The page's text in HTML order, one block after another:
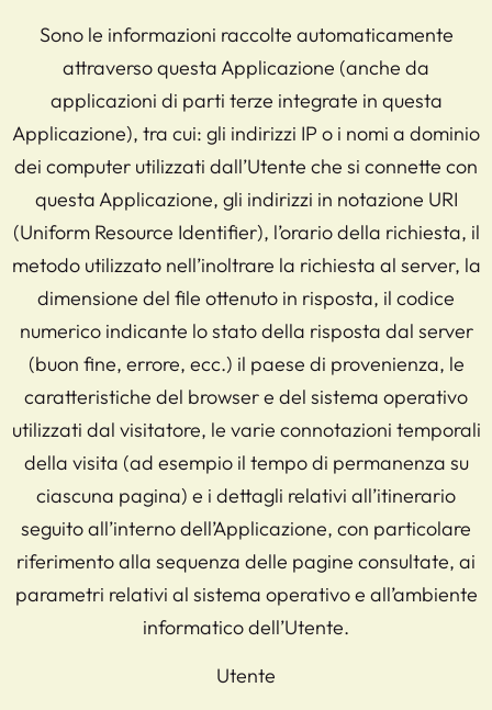
Sono le informazioni raccolte automaticamente
attraverso questa Applicazione (anche da
applicazioni di parti terze integrate in questa
Applicazione), tra cui: gli indirizzi IP o i nomi a dominio
dei computer utilizzati dall’Utente che si connette con
questa Applicazione, gli indirizzi in notazione URI
(Uniform Resource Identifier), l’orario della richiesta, il
metodo utilizzato nell’inoltrare la richiesta al server, la
dimensione del file ottenuto in risposta, il codice
numerico indicante lo stato della risposta dal server
(buon fine, errore, ecc.) il paese di provenienza, le
caratteristiche del browser e del sistema operativo
utilizzati dal visitatore, le varie connotazioni temporali
della visita (ad esempio il tempo di permanenza su
ciascuna pagina) e i dettagli relativi all’itinerario
seguito all’interno dell’Applicazione, con particolare
riferimento alla sequenza delle pagine consultate, ai
parametri relativi al sistema operativo e all’ambiente
informatico dell’Utente.
Utente